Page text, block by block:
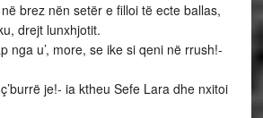
brez nën setër e filloi të ecte ballas,
drejt lunxhjotit.
nga u’, more, se ike si qeni në rrush!-
je!- ia ktheu Sefe Lara dhe nxitoi